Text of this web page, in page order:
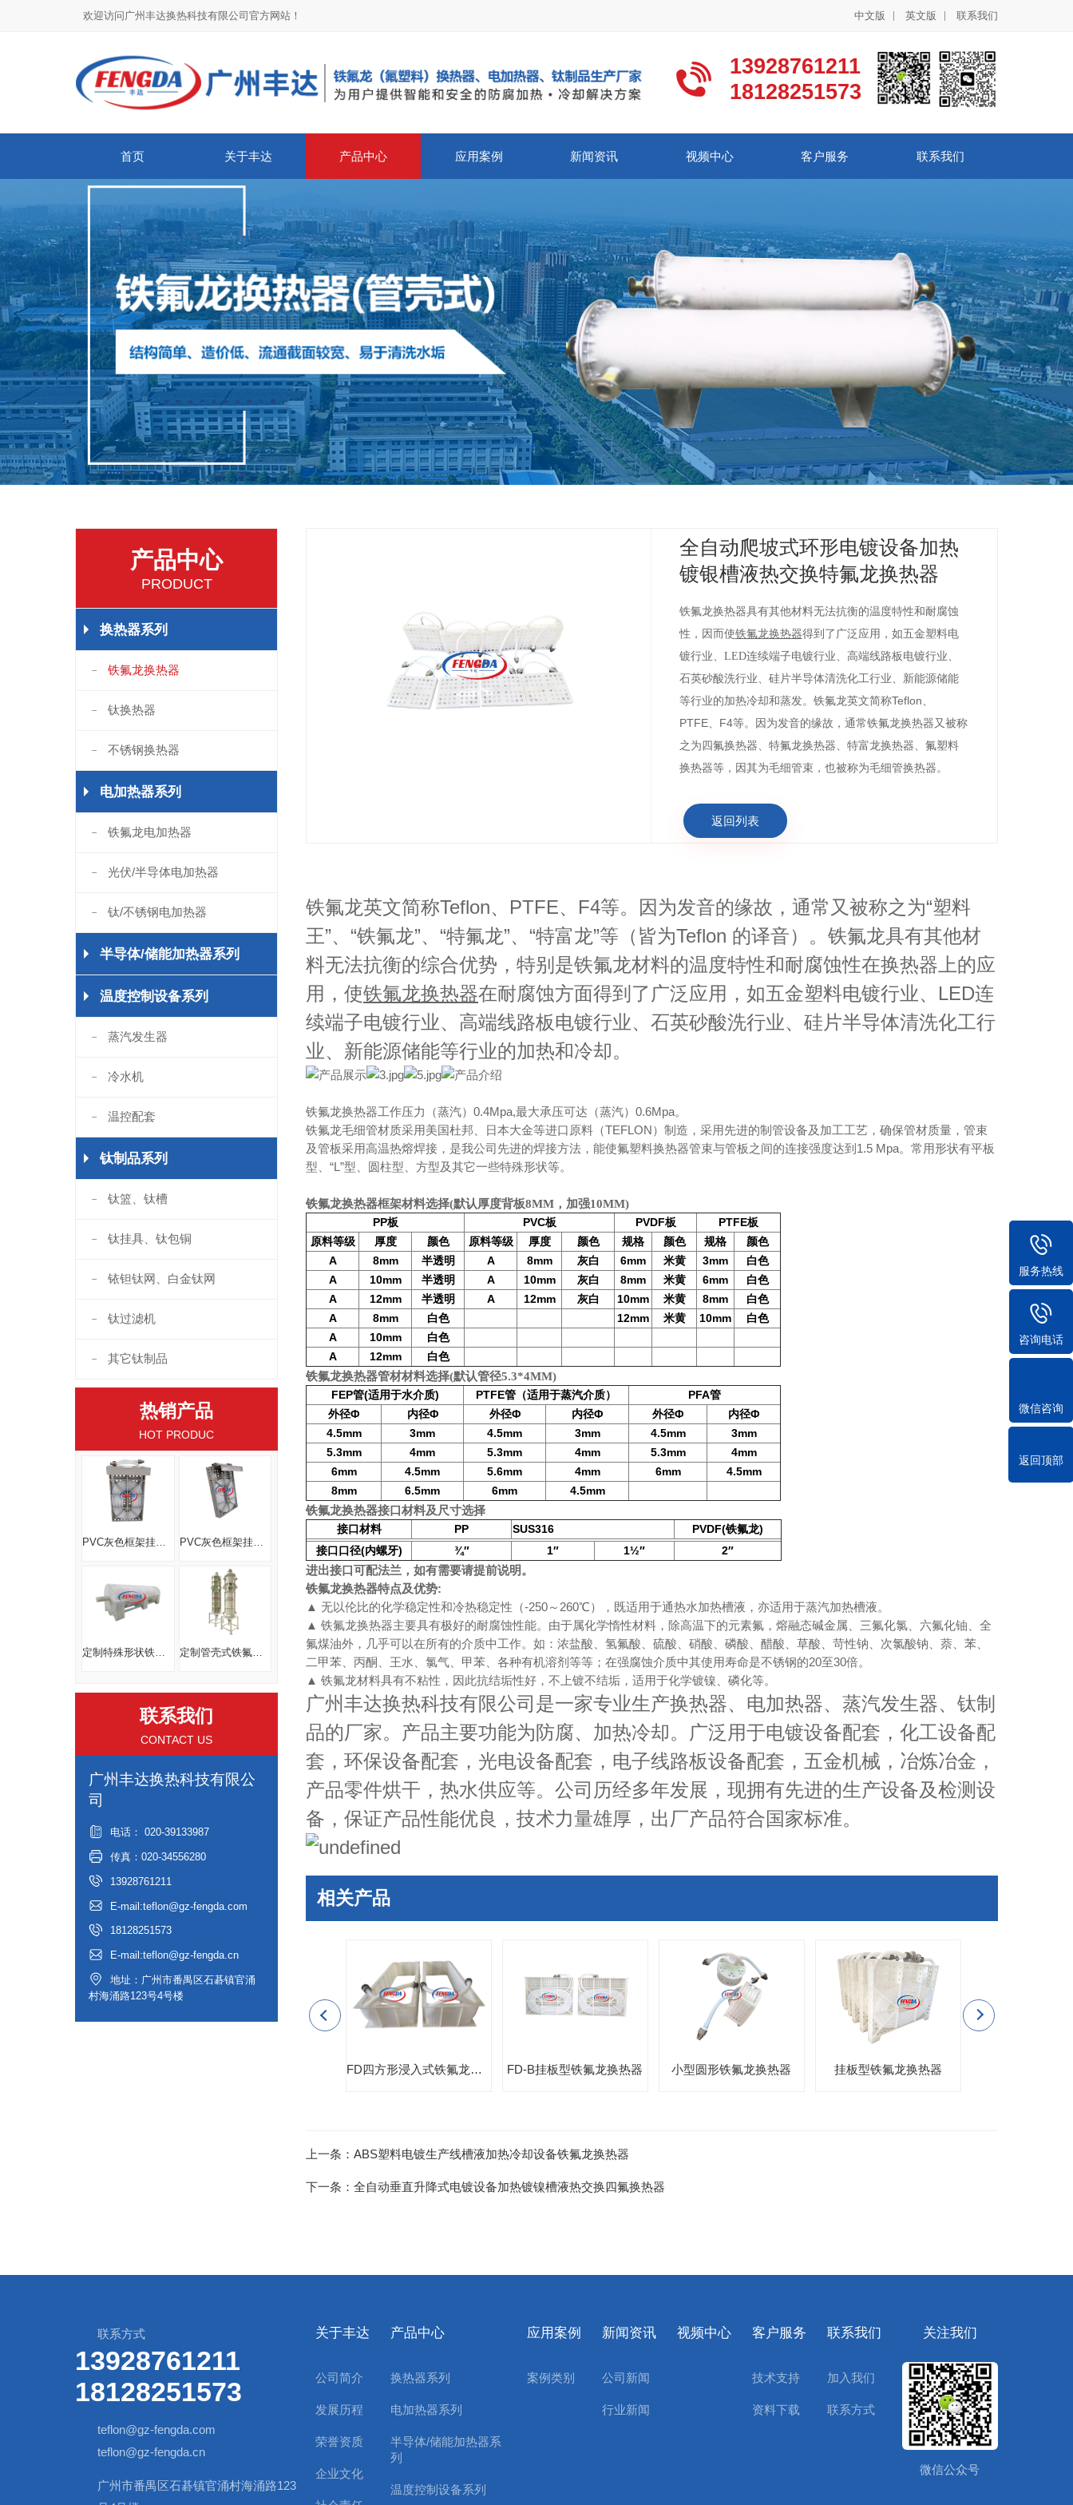
欢迎访问广州丰达换热科技有限公司官方网站！ 中文版 英文版 联系我们
13928761211
18128251573
首页 关于丰达 产品中心 应用案例 新闻资讯 视频中心 客户服务 联系我们
产品中心
PRODUCT
换热器系列
铁氟龙换热器
钛换热器
不锈钢换热器
电加热器系列
铁氟龙电加热器
光伏/半导体电加热器
钛/不锈钢电加热器
半导体/储能加热器系列
温度控制设备系列
蒸汽发生器
冷水机
温控配套
钛制品系列
钛篮、钛槽
钛挂具、钛包铜
铱钽钛网、白金钛网
钛过滤机
其它钛制品
热销产品
HOT PRODUC
PVC灰色框架挂板式蒸汽换热器 PVC灰色框架挂板式蒸汽换热器
定制特殊形状铁氟龙换热器线路板电镀化工药液耐腐蚀耐高温换热器 定制管壳式铁氟龙换热器PP外壳FEP内芯新能源储电液体冷却
联系我们
CONTACT US
广州丰达换热科技有限公
司
电话： 020-39133987
传真：020-34556280
13928761211
E-mail:teflon@gz-fengda.com
18128251573
E-mail:teflon@gz-fengda.cn
地址：广州市番禺区石碁镇官涌
村海涌路123号4号楼
全自动爬坡式环形电镀设备加热
镀银槽液热交换特氟龙换热器
铁氟龙换热器具有其他材料无法抗衡的温度特性和耐腐蚀
性，因而使铁氟龙换热器得到了广泛应用，如五金塑料电
镀行业、LED连续端子电镀行业、高端线路板电镀行业、
石英砂酸洗行业、硅片半导体清洗化工行业、新能源储能
等行业的加热冷却和蒸发。 铁氟龙英文简称Teflon
PTFE、 F4等。因为发音的缘故，通常铁氟龙换热器又被称
之为四氟换热器、特氟龙换热器、特富龙换热器、氟塑料
换热器等，因其为毛细管束，也被称为毛细管换热器。
返回列表
铁氟龙英文简称Teflon、 PTFE、 F4等。因为发音的缘故，通常又被称之为“塑料
王”、“铁氟龙”、“特氟龙”、“特富龙”等 （皆为Teflon 的译音）。铁氟龙具有其他材
料无法抗衡的综合优势，特别是铁氟龙材料的温度特性和耐腐蚀性在换热器上的应
用，使铁氟龙换热器在耐腐蚀方面得到了广泛应用，如五金塑料电镀行业、LED连
续端子电镀行业、高端线路板电镀行业、石英砂酸洗行业、硅片半导体清洗化工行
业、新能源储能等行业的加热和冷却。
铁氟龙换热器工作压力（蒸汽）0.4Mpa,最大承压可达（蒸汽）0.6Mpa。
铁氟龙毛细管材质采用美国杜邦、日本大金等进口原料（TEFLON）制造，采用先进的制管设备及加工工艺，确保管材质量，管束
及管板采用高温热熔焊接，是我公司先进的焊接方法，能使氟塑料换热器管束与管板之间的连接强度达到1.5 Mpa。常用形状有平板
型、“L”型、圆柱型、方型及其它一些特殊形状等。
铁氟龙换热器框架材料选择(默认厚度背板8MM，加强10MM)
PP板 PVC板 PVDF板 PTFE板
原料等级 厚度 颜色 原料等级 厚度 颜色 规格 颜色 规格
颜色
A
8mm 半透明 A 8mm 灰白 6mm 米黄 3mm
白色
A
10mm 半透明 A 10mm 灰白 8mm 米黄 6mm
白色
A
12mm 半透明 A 12mm 灰白 10mm 米黄 8mm
白色
A
8mm 白色 12mm 米黄 10mm
白色
A
10mm
白色
A
12mm 白色
铁氟龙换热器管材材料选择(默认管径5.3*4MM)
FEP管(适用于水介质) PTFE管 （适用于蒸汽介质） PFA管
外径Φ 内径Φ 外径Φ 内径Φ 外径Φ 内径Φ
4.5mm
3mm 4.5mm 3mm 4.5mm
3mm
5.3mm
4mm 5.3mm 4mm 5.3mm
4mm
6mm
4.5mm 5.6mm 4mm 6mm
4.5mm
8mm
6.5mm 6mm 4.5mm
铁氟龙换热器接口材料及尺寸选择
接口材料 PP SUS316 PVDF(铁氟龙)
接口口径(内螺牙) ¾″ 1″ 1½″ 2″
进出接口可配法兰，如有需要请提前说明。
铁氟龙换热器特点及优势:
▲无以伦比的化学稳定性和冷热稳定性（-250～ 260℃），既适用于通热水加热槽液，亦适用于蒸汽加热槽液。
▲铁氟龙换热器主要具有极好的耐腐蚀性能。由于属化学惰性材料，除高温下的元素氟，熔融态碱金属、三氟化氯、六氟化铀、全
氟煤油外，几乎可以在所有的介质中工作。如：浓盐酸、氢氟酸、硫酸、硝酸、磷酸、醋酸、草酸、苛性钠、次氯酸钠、萘、苯、
二甲苯、丙酮、王水、氯气、甲苯、各种有机溶剂等等；在强腐蚀介质中其使用寿命是不锈钢的20至30倍。
▲ 铁氟龙材料具有不粘性，因此抗结垢性好，不上镀不结垢，适用于化学镀镍、磷化等。
广州丰达换热科技有限公司是一家专业生产换热器、电加热器、蒸汽发生器、钛制
品的厂家。产品主要功能为防腐、加热冷却。广泛用于电镀设备配套，化工设备配
套，环保设备配套，光电设备配套，电子线路板设备配套，五金机械，冶炼冶金，
产品零件烘干，热水供应等。公司历经多年发展，现拥有先进的生产设备及检测设
备，保证产品性能优良，技术力量雄厚，出厂产品符合国家标准。
相关产品
FD四方形浸入式铁氟龙换热器 FD-B挂板型铁氟龙换热器 小型圆形铁氟龙换热器 挂板型铁氟龙换热器
上一条：ABS塑料电镀生产线槽液加热冷却设备铁氟龙换热器
下一条：全自动垂直升降式电镀设备加热镀镍槽液热交换四氟换热器
联系方式
13928761211
18128251573
teflon@gz-fengda.com
teflon@gz-fengda.cn
广州市番禺区石碁镇官涌村海涌路123
关于丰达
公司简介
发展历程
荣誉资质
企业文化
产品中心
换热器系列
电加热器系列
半导体/储能加热器系
列
温度控制设备系列
应用案例
案例类别
新闻资讯
公司新闻
行业新闻
视频中心 客户服务
技术支持
资料下载
联系我们
加入我们
联系方式
关注我们
微信公众号
服务热线
咨询电话
微信咨询
返回顶部